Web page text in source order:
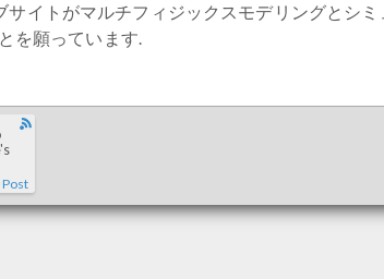
サイトがマルチフィジックスモデリングとシ
を願っています.